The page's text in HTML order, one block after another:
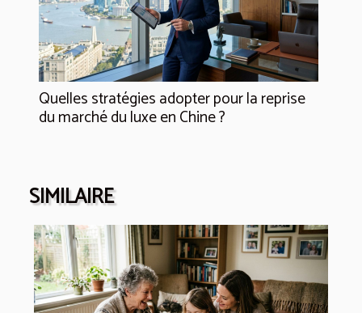
Quelles stratégies adopter pour la reprise
du marché du luxe en Chine ?
SIMILAIRE